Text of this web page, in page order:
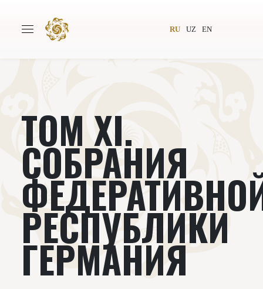
RU UZ EN
Издательство Новости
Проекты Подкасты
Видеолекторий
ТОМ XI.
СОБРАНИЯ
РЕСПУБЛИКИ
ГЕРМАНИЯ